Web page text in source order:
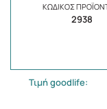
ΚΩΔΙΚΌΣ
2938
Τιμή goodlife: